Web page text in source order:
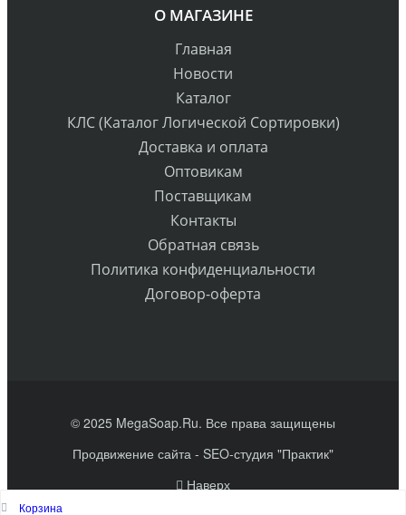
О МАГАЗИНЕ
Главная
Новости
Каталог
КЛС (Каталог Логической Сортировки)
Доставка и оплата
Оптовикам
Поставщикам
Контакты
Обратная связь
Политика конфиденциальности
Договор-оферта
© 2025 MegaSoap.Ru. Все права защищены
Продвижение сайта - SEO-студия "Практик"
Наверх
Корзина